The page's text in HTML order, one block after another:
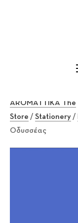
AROMATTIKA The
Store / Stationery/
Οδυσσέας